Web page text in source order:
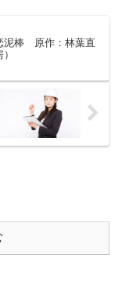
の木のある家に住む
かれたアンディー
家を1週間ごとに往復
た。こうして、ふた
らも明るく生きるア
が始まった。
泥棒 原作：林葉直